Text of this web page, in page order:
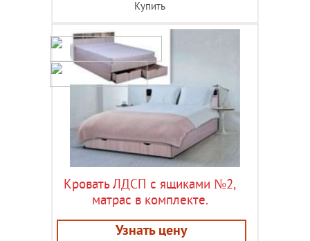
Купить
Кровать ЛДСП с ящиками №2,
матрас в комплекте.
Узнать цену